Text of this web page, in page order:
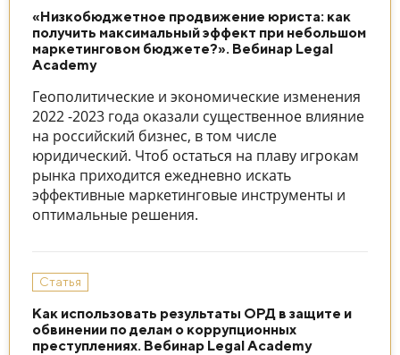
«Низкобюджетное продвижение юриста: как
получить максимальный эффект при небольшом
маркетинговом бюджете?». Вебинар Legal
Academy
Геополитические и экономические изменения
2022 -2023 года оказали существенное влияние
на российский бизнес, в том числе
юридический. Чтоб остаться на плаву игрокам
рынка приходится ежедневно искать
эффективные маркетинговые инструменты и
оптимальные решения.
Статья
Как использовать результаты ОРД в защите и
обвинении по делам о коррупционных
преступлениях. Вебинар Legal Academy